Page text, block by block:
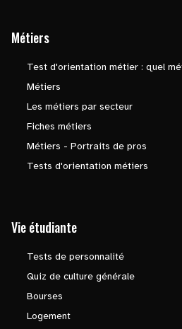
Métiers
Test d'orientation métier : quel
Métiers
Les métiers par secteur
Fiches métiers
Métiers - Portraits de pros
Tests d'orientation métiers
Vie étudiante
Tests de personnalité
Quiz de culture générale
Bourses
Logement